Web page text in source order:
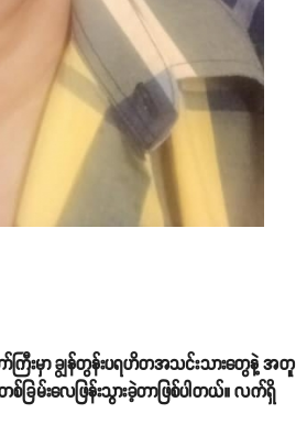
ကြီးမှာ ချွန်တွန်းပရဟိတအသင်းသားတွေနဲ့ အတူ
ြမ်းလေဖြန်းသွားခဲ့တာဖြစ်ပါတယ်။ လက်ရှိ